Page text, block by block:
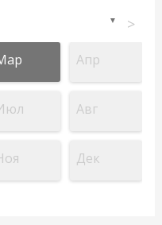
▼ >
Апр
Авг
Дек